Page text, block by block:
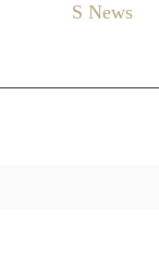
S News